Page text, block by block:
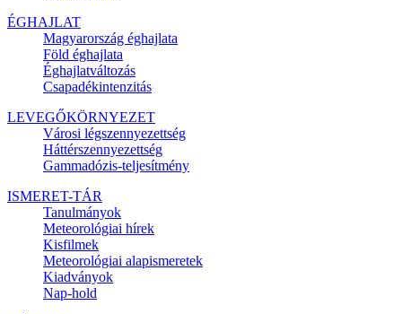
ÉGHAJLAT
Magyarország éghajlata
Föld éghajlata
Éghajlatváltozás
Csapadékintenzitás
LEVEGŐKÖRNYEZET
Városi légszennyezettség
Háttérszennyezettség
Gammadózis-teljesítmény
ISMERET-TÁR
Tanulmányok
Meteorológiai hírek
Kisfilmek
Meteorológiai alapismeretek
Kiadványok
Nap-hold